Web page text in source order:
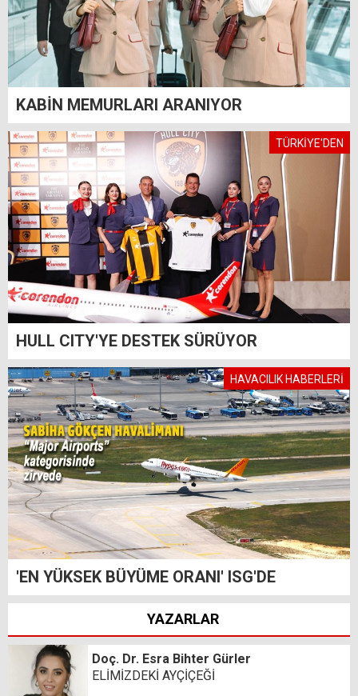
KABİN MEMURLARI ARANIYOR
TÜRKİYE'DEN
HULL CITY'YE DESTEK SÜRÜYOR
HAVACILIK HABERLERİ
'EN YÜKSEK BÜYÜME ORANI' ISG'DE
YAZARLAR
Doç. Dr. Esra Bihter Gürler
ELİMİZDEKİ AYÇİÇEĞİ